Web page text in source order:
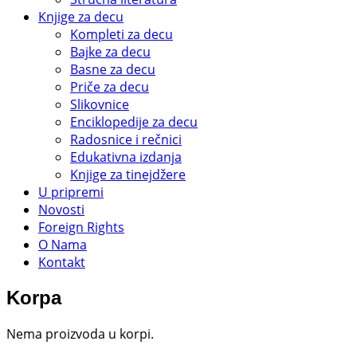
Knjige za decu
Kompleti za decu
Bajke za decu
Basne za decu
Priče za decu
Slikovnice
Enciklopedije za decu
Radosnice i rečnici
Edukativna izdanja
Knjige za tinejdžere
U pripremi
Novosti
Foreign Rights
O Nama
Kontakt
Korpa
Nema proizvoda u korpi.